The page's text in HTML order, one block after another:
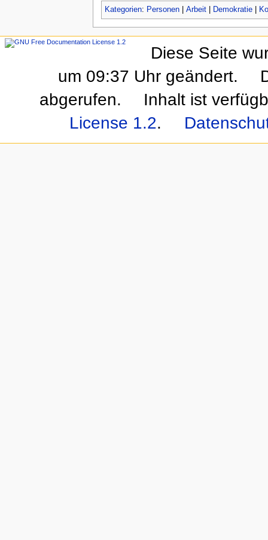
Kategorien: Personen| Arbeit| Demokratie|
Diese Seite
um 09:37 Uhr geändert.
abgerufen.
Inhalt ist
License 1.2.